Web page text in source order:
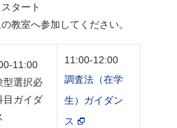
タート
教室へ参加してください。
11:00
型選択必
目ガイダ
11:00-12:00
調査法（在学
生）ガイダン
ス